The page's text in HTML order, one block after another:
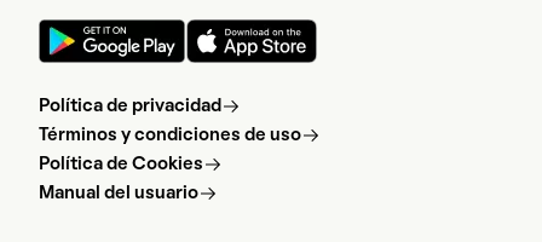
Política de privacidad
Términos y condiciones de uso
Política de Cookies
Manual del usuario